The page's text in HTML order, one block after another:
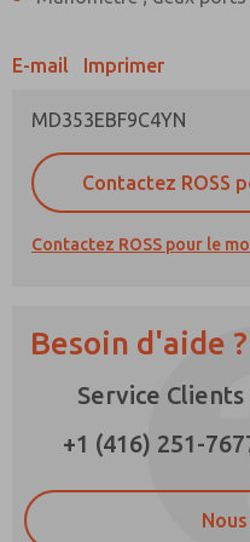
E-mail Imprimer
MD353EBF9C4YN
Contactez ROSS
Contactez ROSS pour le
Besoin d'aide
Service Clients
+1 (416) 251-
E-Mail
périodiques sur les
j'accepte que les
seront collectées
utilisées que
la réponse à ma
formulaire de